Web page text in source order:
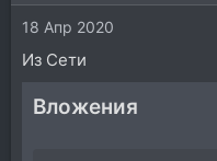
18 Апр 2020
Из Сети
Вложения